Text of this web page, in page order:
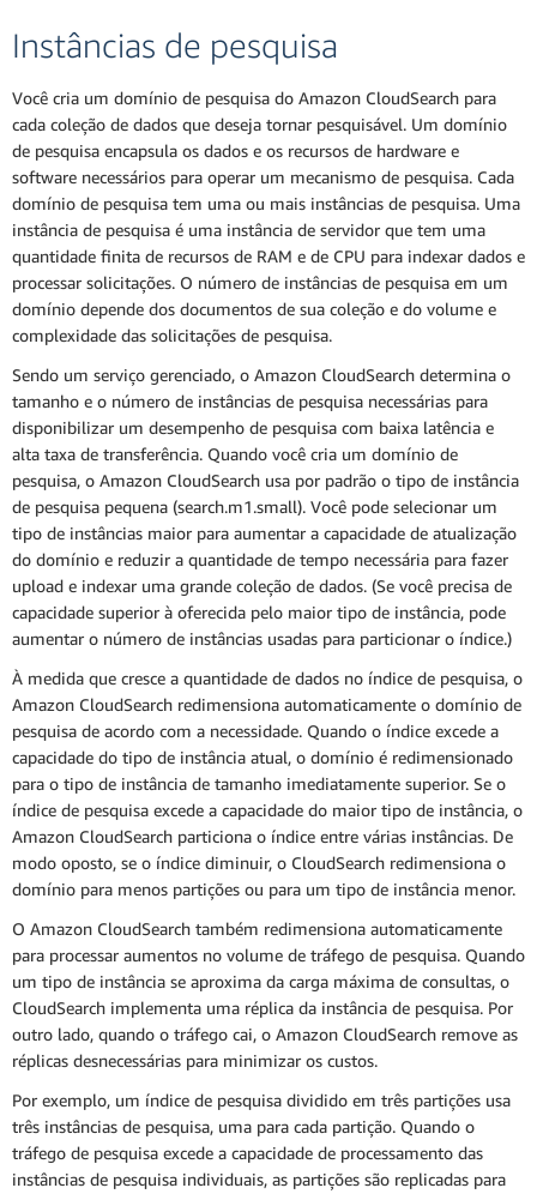
Instâncias de pesquisa
Você cria um domínio de pesquisa do Amazon CloudSearch para
cada coleção de dados que deseja tornar pesquisável. Um domínio
de pesquisa encapsula os dados e os recursos de hardware e
software necessários para operar um mecanismo de pesquisa. Cada
domínio de pesquisa tem uma ou mais instâncias de pesquisa. Uma
instância de pesquisa é uma instância de servidor que tem uma
quantidade finita de recursos de RAM e de CPU para indexar dados e
processar solicitações. O número de instâncias de pesquisa em um
domínio depende dos documentos de sua coleção e do volume e
complexidade das solicitações de pesquisa.
Sendo um serviço gerenciado, o Amazon CloudSearch determina o
tamanho e o número de instâncias de pesquisa necessárias para
disponibilizar um desempenho de pesquisa com baixa latência e
alta taxa de transferência. Quando você cria um domínio de
pesquisa, o Amazon CloudSearch usa por padrão o tipo de instância
de pesquisa pequena (search.m1.small). Você pode selecionar um
tipo de instâncias maior para aumentar a capacidade de atualização
do domínio e reduzir a quantidade de tempo necessária para fazer
upload e indexar uma grande coleção de dados. (Se você precisa de
capacidade superior à oferecida pelo maior tipo de instância, pode
aumentar o número de instâncias usadas para particionar o índice.)
À medida que cresce a quantidade de dados no índice de pesquisa, o
Amazon CloudSearch redimensiona automaticamente o domínio de
pesquisa de acordo com a necessidade. Quando o índice excede a
capacidade do tipo de instância atual, o domínio é redimensionado
para o tipo de instância de tamanho imediatamente superior. Se o
índice de pesquisa excede a capacidade do maior tipo de instância, o
Amazon CloudSearch particiona o índice entre várias instâncias. De
modo oposto, se o índice diminuir, o CloudSearch redimensiona o
domínio para menos partições ou para um tipo de instância menor.
O Amazon CloudSearch também redimensiona automaticamente
para processar aumentos no volume de tráfego de pesquisa. Quando
um tipo de instância se aproxima da carga máxima de consultas, o
CloudSearch implementa uma réplica da instância de pesquisa. Por
outro lado, quando o tráfego cai, o Amazon CloudSearch remove as
réplicas desnecessárias para minimizar os custos.
Por exemplo, um índice de pesquisa dividido em três partições usa
três instâncias de pesquisa, uma para cada partição. Quando o
tráfego de pesquisa excede a capacidade de processamento das
instâncias de pesquisa individuais, as partições são replicadas para